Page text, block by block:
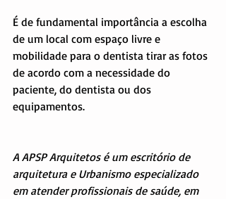
É de fundamental importância a escolha
de um local com espaço livre e
mobilidade para o dentista tirar as fotos
de acordo com a necessidade do
paciente, do dentista ou dos
equipamentos.
A APSP Arquitetos é um escritório de
arquitetura e Urbanismo especializado
em atender profissionais de saúde, em